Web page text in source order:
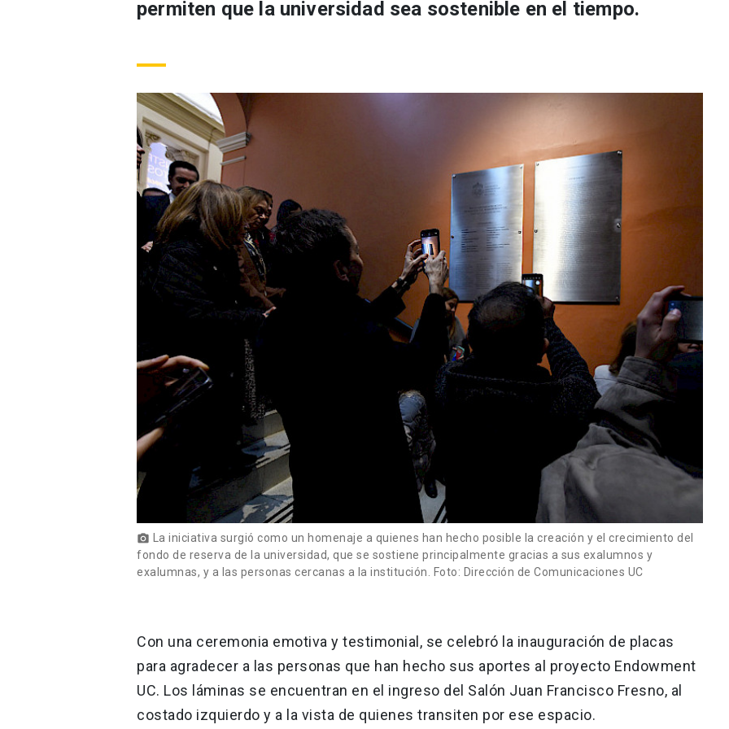
permiten que la universidad sea sostenible en el tiempo.
photo_camera La iniciativa surgió como un homenaje a quienes han hecho posible la creación y el crecimiento del
fondo de reserva de la universidad, que se sostiene principalmente gracias a sus exalumnos y
exalumnas, y a las personas cercanas a la institución. Foto: Dirección de Comunicaciones UC
Con una ceremonia emotiva y testimonial, se celebró la inauguración de placas
para agradecer a las personas que han hecho sus aportes al proyecto Endowment
UC. Los láminas se encuentran en el ingreso del Salón Juan Francisco Fresno, al
costado izquierdo y a la vista de quienes transiten por ese espacio.